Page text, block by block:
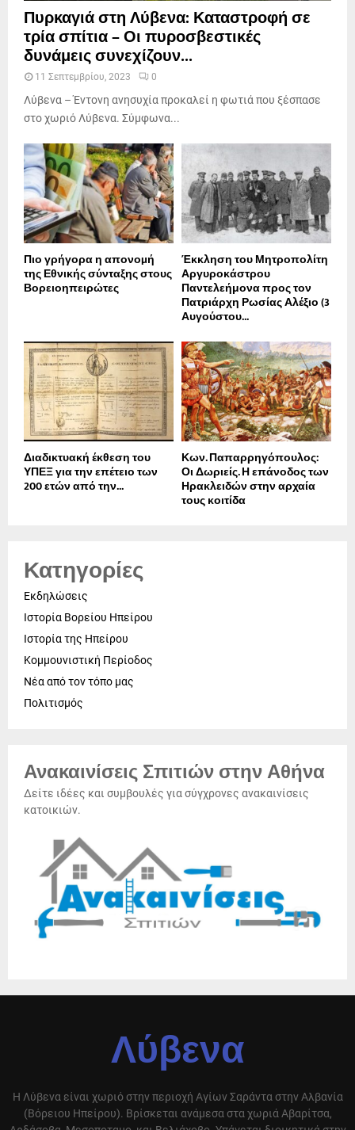
Πυρκαγιά στη Λύβενα: Καταστροφή σε
τρία σπίτια – Οι πυροσβεστικές
δυνάμεις συνεχίζουν...
11 Σεπτεμβρίου, 2023 0
Λύβενα – Έντονη ανησυχία προκαλεί η φωτιά που ξέσπασε
στο χωριό Λύβενα. Σύμφωνα...
Πιο γρήγορα η απονοµή
της Εθνικής σύνταξης στους
Βορειοηπειρώτες
Έκκληση του Μητροπολίτη
Αργυροκάστρου
Παντελεήμονα προς τον
Πατριάρχη Ρωσίας Αλέξιο (3
Αυγούστου...
Διαδικτυακή έκθεση του
ΥΠΕΞ για την επέτειο των
200 ετών από την...
Κων. Παπαρρηγόπουλος:
Οι Δωριείς. Η επάνοδος των
Ηρακλειδών στην αρχαία
τους κοιτίδα
Κατηγορίες
Εκδηλώσεις
Ιστορία Βορείου Ηπείρου
Ιστορία της Ηπείρου
Κομμουνιστική Περίοδος
Νέα από τον τόπο μας
Πολιτισμός
Ανακαινίσεις Σπιτιών στην Αθήνα
Δείτε ιδέες και συμβουλές για σύγχρονες ανακαινίσεις
κατοικιών.
Λύβενα
Η Λύβενα είναι χωριό στην περιοχή Αγίων Σαράντα στην Αλβανία
(Βόρειου Ηπείρου). Βρίσκεται ανάμεσα στα χωριά Αβαρίτσα,